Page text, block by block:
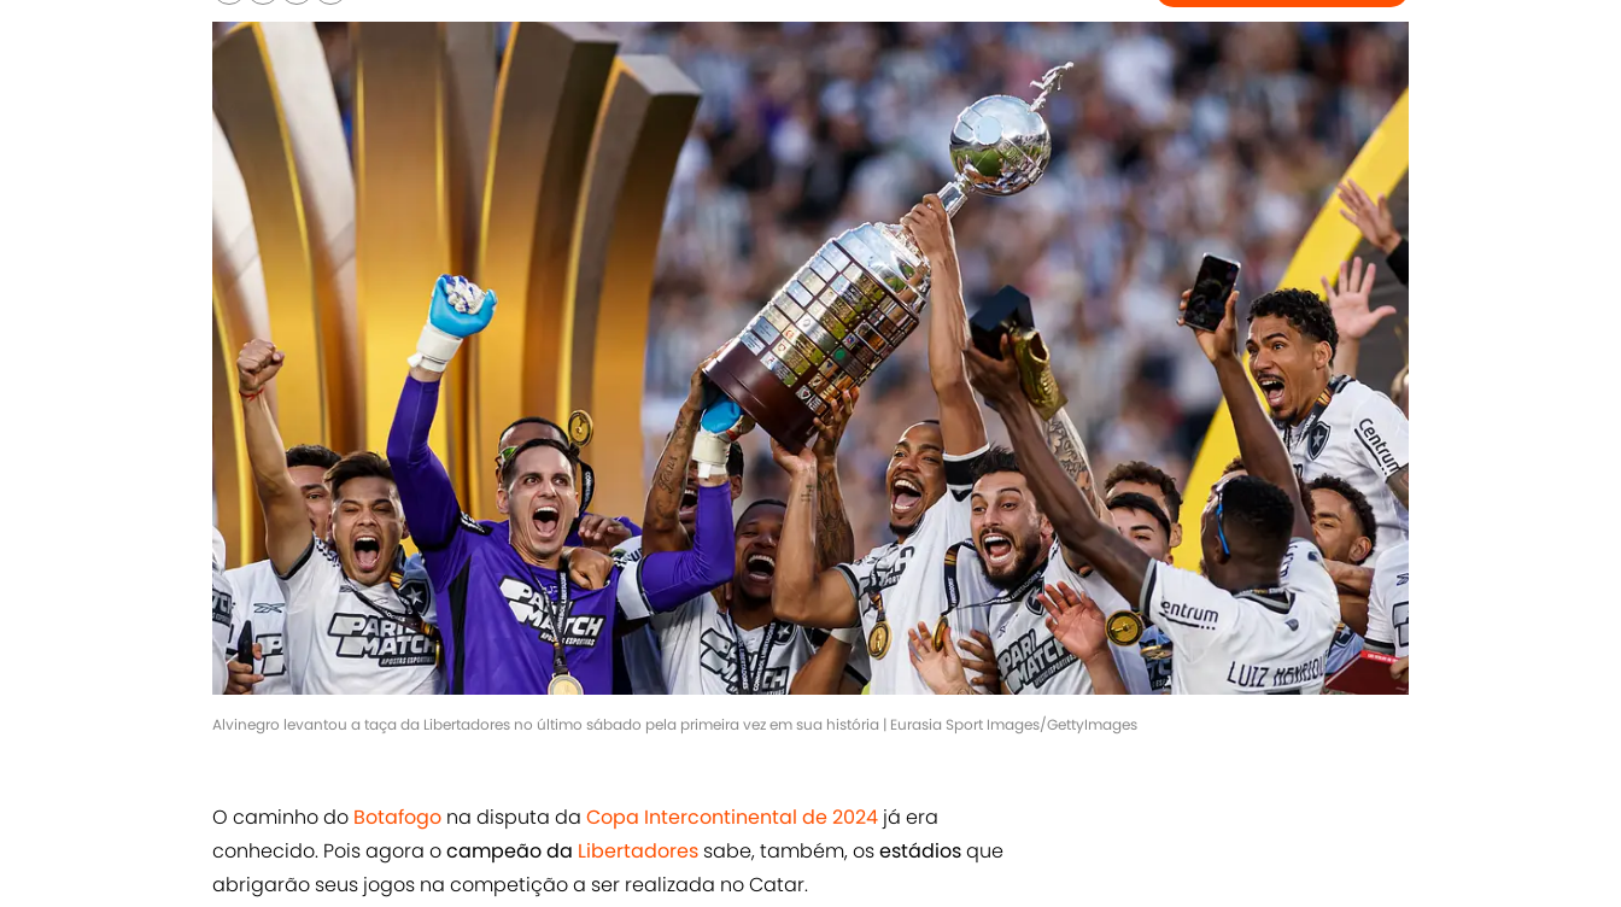
Alvinegro levantou a taça da Libertadores no último sábado pela primeira vez em sua história | Eurasia Sport Images/GettyImages
O caminho do Botafogo na disputa da Copa Intercontinental de 2024 já era
conhecido. Pois agora ocampeão da Libertadores sabe, também, osestádiosque
abrigarão seus jogos na competição a ser realizada no Catar.